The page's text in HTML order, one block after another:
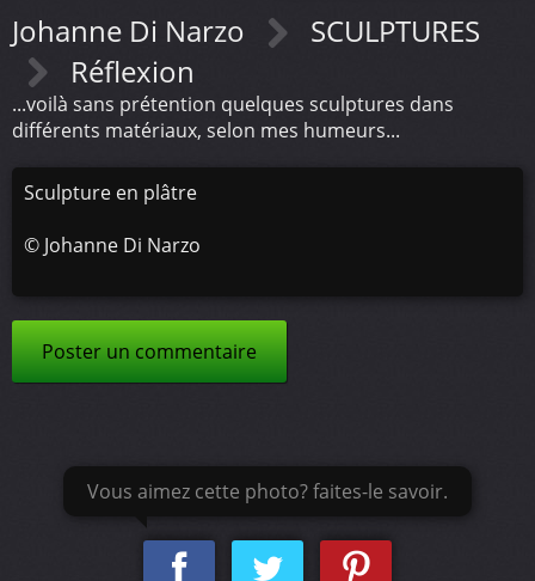
Johanne Di Narzo
SCULPTURES
Réflexion
...voilà sans prétention quelques sculptures dans
différents matériaux, selon mes humeurs...
Sculpture en plâtre
© Johanne Di Narzo
Poster un commentaire
Vous aimez cette photo? faites-le savoir.